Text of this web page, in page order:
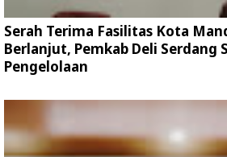
Serah Terima Fasilitas Kota
Berlanjut, Pemkab Deli Serdang
Pengelolaan